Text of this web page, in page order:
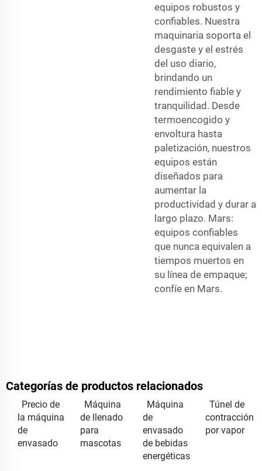
equipos robustos y
confiables. Nuestra
maquinaria soporta el
desgaste y el estrés
del uso diario,
brindando un
rendimiento fiable y
tranquilidad. Desde
termoencogido y
envoltura hasta
paletización, nuestros
equipos están
diseñados para
aumentar la
productividad y durar a
largo plazo. Mars:
equipos confiables
que nunca equivalen a
tiempos muertos en
su línea de empaque;
confíe en Mars.
Categorías de productos relacionados
Precio de
la máquina
de
envasado
Máquina
de llenado
para
mascotas
Máquina
de
envasado
de bebidas
energéticas
Túnel de
contracción
por vapor